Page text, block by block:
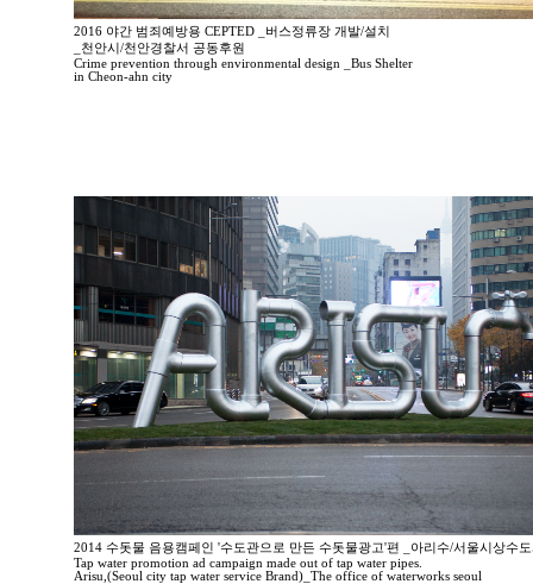
2016 야간 범죄예방용 CEPTED _버스정류장 개발/설치
_천안시/천안경찰서 공동후원
Crime prevention through environmental design _Bus Shelter
in Cheon-ahn city
2014 수돗물 음용캠페인 '수도관으로 만든 수돗물광고'편 _아리수/서울시상수
Tap water promotion ad campaign made out of tap water pipes.
Arisu,(Seoul city tap water service Brand)_The office of waterworks seoul